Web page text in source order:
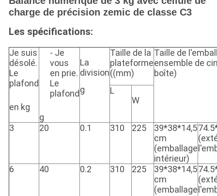
PRIVACY
POLICY
charge de précision zemic de classe C3
Les spécifications:
Je suis
désolé.
Le
plafond
en kg
- Je
vous
en prie.
Le
plafond
g
La
division
g
Taille de la
plateforme
((mm)
Taille de
ensemble de
boîte)
L
W
3 20 0.1 310 225
39*38*14,5
cm
(emballage
intérieur)
6 40 0.2 310 225
39*38*14,5
cm
(emballage